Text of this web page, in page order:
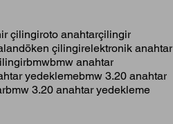
çilingiroto anahtarçilingir
çilingirelektronik anahtar
bmwbmw anahtar
yedeklemebmw 3.20 anahtar
bmw 3.20 anahtar yedekleme